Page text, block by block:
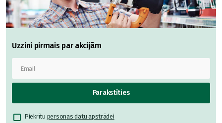
Uzzini pirmais par akcijām
Parakstīties
Piekrītu personas datu apstrādei